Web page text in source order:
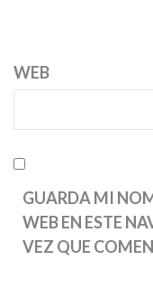
WEB
GUARDA MI
WEB EN ESTE
VEZ QUE